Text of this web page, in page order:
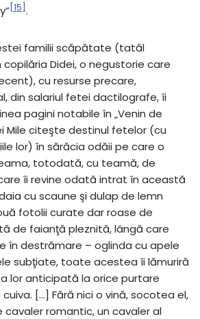
[15] .
familii scăpătate (tatăl
Didei, o negustorie care
cu resurse precare,
din salariul fetei dactilografe, îi
pagini notabile în „Venin de
Mile citeşte destinul fetelor (cu
lor) în sărăcia odăii pe care o
totodată, cu teamă, de
îi revine odată intrat în această
cu scaune şi dulap de lemn
fotolii curate dar roase de
de faianţă pleznită, lângă care
în destrămare – oglinda cu apele
subţiate, toate acestea îi lămuriră
lor anticipată la orice purtare
[…] Fără nici o vină, socotea el,
romantic, un cavaler al